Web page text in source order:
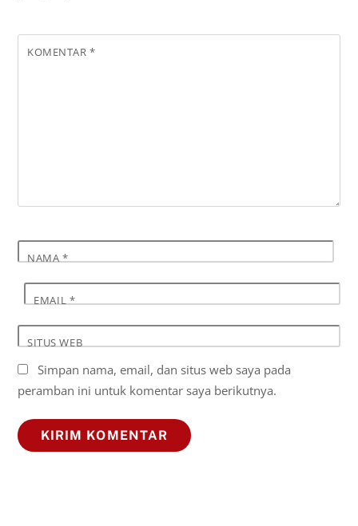
KOMENTAR*
NAMA*
EMAIL*
SITUS WEB
Simpan nama, email, dan situs web saya pada
peramban ini untuk komentar saya berikutnya.